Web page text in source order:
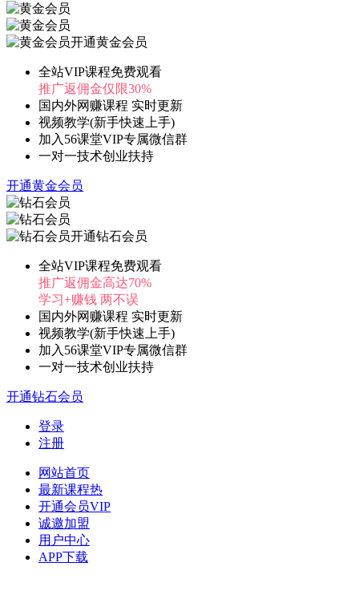
开通黄金会员
全站VIP课程免费观看
推广返佣金仅限30%
国内外网赚课程 实时更新
视频教学(新手快速上手)
加入56课堂VIP专属微信群
一对一技术创业扶持
开通黄金会员
开通钻石会员
全站VIP课程免费观看
推广返佣金高达70%
学习+赚钱 两不误
国内外网赚课程 实时更新
视频教学(新手快速上手)
加入56课堂VIP专属微信群
一对一技术创业扶持
开通钻石会员
登录
注册
网站首页
最新课程热
开通会员VIP
诚邀加盟
用户中心
APP下载